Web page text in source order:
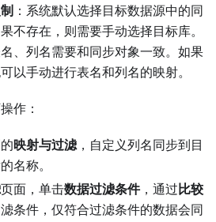
：系统默认选择目标数据源中的同
不存在，则需要手动选择目标库。
、列名需要和同步对象一致。如果
以手动进行表名和列名的映射。
作：
映射与过滤，自定义列名同步到目
名称。
页面，单击数据过滤条件，通过比较
条件，仅符合过滤条件的数据会同